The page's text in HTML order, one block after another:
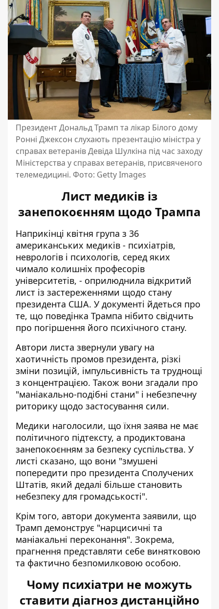
Президент Дональд Трамп та лікар Білого дому
Ронні Джексон слухають презентацію міністра у
справах ветеранів Девіда Шулкіна під час заходу
Міністерства у справах ветеранів, присвяченого
телемедицині. Фото: Getty Images
Лист медиків із
занепокоєнням щодо Трампа
Наприкінці квітня група з 36
американських медиків - психіатрів,
неврологів і психологів, серед яких
чимало колишніх професорів
університетів, - оприлюднила відкритий
лист із застереженнями щодо стану
президента США. У документі йдеться про
те, що поведінка Трампа нібито свідчить
про погіршення його психічного стану.
Автори листа звернули увагу на
хаотичність промов президента, різкі
зміни позицій, імпульсивність та труднощі
з концентрацією. Також вони згадали про
"маніакально-подібні стани" і небезпечну
риторику щодо застосування сили.
Медики наголосили, що їхня заява не має
політичного підтексту, а продиктована
занепокоєнням за безпеку суспільства. У
листі сказано, що вони "змушені
попередити про президента Сполучених
Штатів, який дедалі більше становить
небезпеку для громадськості".
Крім того, автори документа заявили, що
Трамп демонструє "нарцисичні та
маніакальні переконання". Зокрема,
прагнення представляти себе винятковою
та фактично безпомилковою особою.
Чому психіатри не можуть
ставити діагноз дистанційно